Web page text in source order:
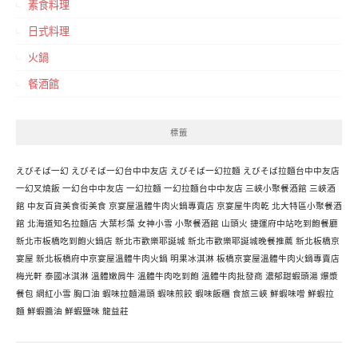
素食料理
日式料理
火鍋
餐酒館
標籤
えびそば一幻 えびそば一幻台中中友店 えびそば一幻拉麵 えびそば拉麵台中中友店
一幻叉燒飯 一幻台中中友店 一幻拉麵 一幻拉麵台中中友店 三峽小聚餐酒館 三峽酒
館 中友百貨美食街美食 京宴屋溫體牛肉火鍋專賣店 京宴屋牛肉乾 北大特區小聚餐酒
館 北海道知名拉麵店 大葉杉藻 女神小雪 小聚餐酒館 山頭火 捷運府中站吃到飽餐廳
新北市板橋吃到飽火鍋店 新北市歡樂耶誕城 新北市歡樂耶誕城晚餐推薦 新北板橋京
宴屋 新北板橋府中京宴屋溫體牛肉火鍋 明果冰淇淋 板橋京宴屋溫體牛肉火鍋專賣店
梅光軒 泰國冰淇淋 溫體嫩肩牛 溫體牛肉吃到飽 溫體牛肉批發商 濃郁甜蝦頭湯 爆漿
餐包 網紅小雪 胸口油 蝦味拉麵湯頭 蝦味煎餃 蝦味飯糰 食旅三峽 鮮蝦味噌 鮮蝦拉
麵 鮮蝦醬油 鮮蝦鹽味 龍益莊